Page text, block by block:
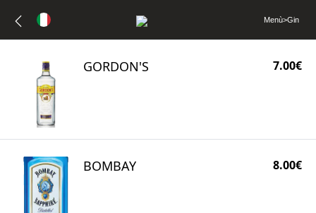
Menù>Gin
GORDON'S 7.00€
BOMBAY 8.00€